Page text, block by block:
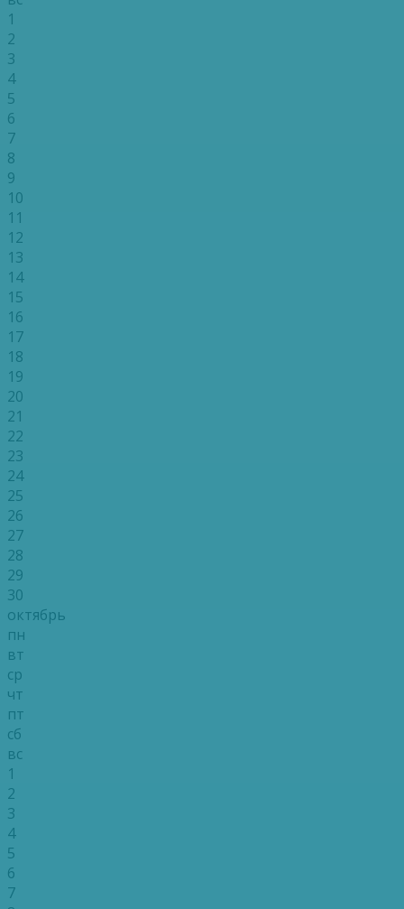
1
2
3
4
5
6
7
8
9
10
11
12
13
14
15
16
17
18
19
20
21
22
23
24
25
26
27
28
29
30
октябрь
пн
вт
ср
чт
пт
сб
вс
1
2
3
4
5
6
7